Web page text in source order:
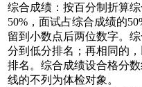
综合成绩：按百分制折算
50%，面试占综合成绩的
留到小数点后两位数字。
分到低分排名；再相同的
排名。综合成绩设合格分
线的不列为体检对象。